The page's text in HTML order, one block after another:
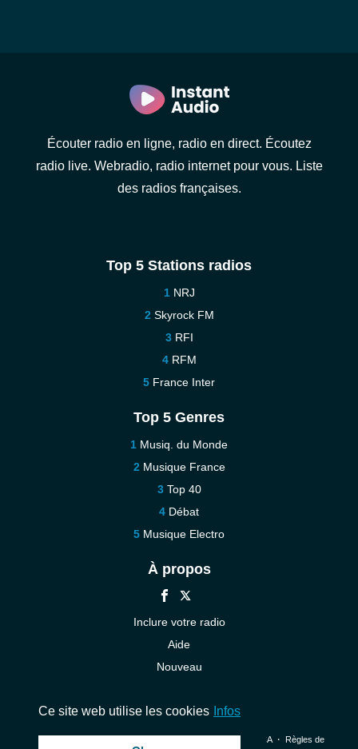
Écouter radio en ligne, radio en direct. Écoutez
radio live. Webradio, radio internet pour vous. Liste
des radios françaises.
Top 5 Stations radios
NRJ
Skyrock FM
RFI
RFM
France Inter
Top 5 Genres
Musiq. du Monde
Musique France
Top 40
Débat
Musique Electro
À propos
Inclure votre radio
Aide
Nouveau
DMCA・ Règles de
Ce site web utilise les cookies Infos